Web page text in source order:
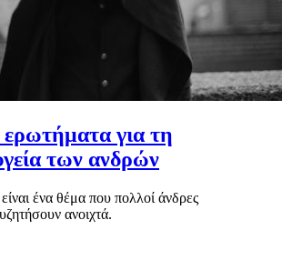
για τη
των ανδρών
ένα θέμα που πολλοί άνδρες
ανοιχτά.